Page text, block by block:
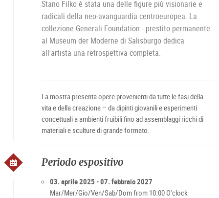
Stano Filko è stata una delle figure più visionarie e
radicali della neo-avanguardia centroeuropea. La
collezione Generali Foundation - prestito permanente
al Museum der Moderne di Salisburgo dedica
all'artista una retrospettiva completa.
La mostra presenta opere provenienti da tutte le fasi della
vita e della creazione – da dipinti giovanili e esperimenti
concettuali a ambienti fruibili fino ad assemblaggi ricchi di
materiali e sculture di grande formato.
Periodo espositivo
03. aprile 2025 - 07. febbraio 2027
Mar/Mer/Gio/Ven/Sab/Dom from 10:00 O'clock